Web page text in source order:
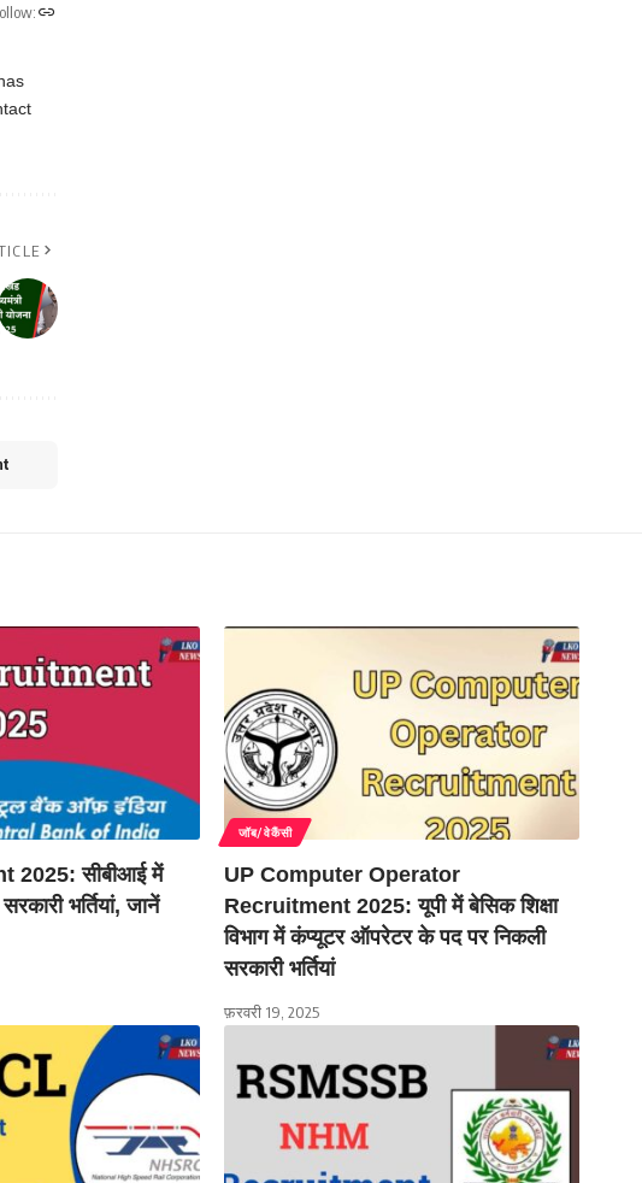
2025: सीबीआई में
भर्तियां, जानें
जॉब/वेकैंसी
UP Computer Operator
Recruitment 2025: यूपी में बेसिक शिक्षा
विभाग में कंप्यूटर ऑपरेटर के पद पर निकली
सरकारी भर्तियां
फ़रवरी 19, 2025